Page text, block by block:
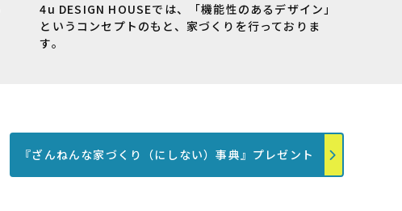
4u DESIGN HOUSEでは、「機能性のあるデザイン」
というコンセプトのもと、家づくりを行っておりま
す。
『ざんねんな家づくり（にしない）事典』プレゼント